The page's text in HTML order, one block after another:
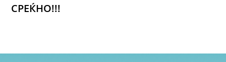
СРЕЌНО!!!